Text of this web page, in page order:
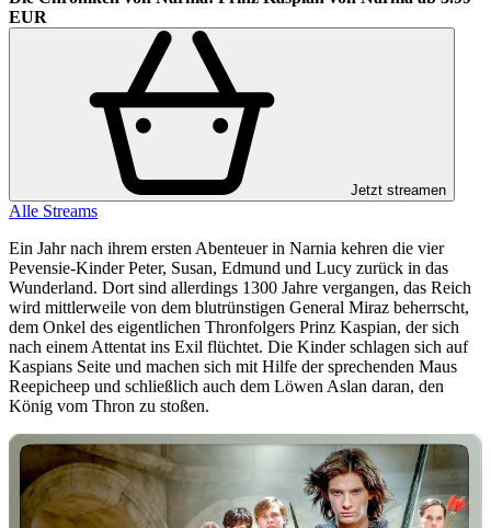
EUR
Jetzt streamen
Alle Streams
Ein Jahr nach ihrem ersten Abenteuer in Narnia kehren die vier
Pevensie-Kinder Peter, Susan, Edmund und Lucy zurück in das
Wunderland. Dort sind allerdings 1300 Jahre vergangen, das Reich
wird mittlerweile von dem blutrünstigen General Miraz beherrscht,
dem Onkel des eigentlichen Thronfolgers Prinz Kaspian, der sich
nach einem Attentat ins Exil flüchtet. Die Kinder schlagen sich auf
Kaspians Seite und machen sich mit Hilfe der sprechenden Maus
Reepicheep und schließlich auch dem Löwen Aslan daran, den
König vom Thron zu stoßen.